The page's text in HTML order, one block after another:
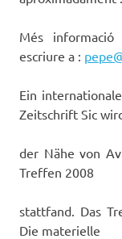
Més
escriure a :
Ein
Zeitschrift Sic
der Nähe von
Treffen 2008
stattfand. Das
Die materielle